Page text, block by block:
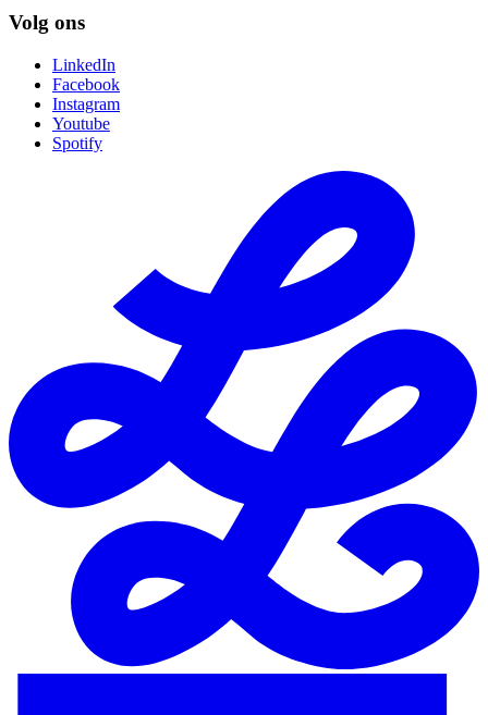
Volg ons
LinkedIn
Facebook
Instagram
Youtube
Spotify